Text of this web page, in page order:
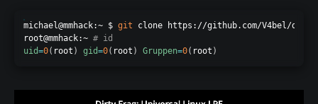
michael@mmhack:~ $ git clone https://github.com/V4bel/
root@mmhack:~ # id
uid=0( root ) gid=0( root ) Gruppen=0( root )